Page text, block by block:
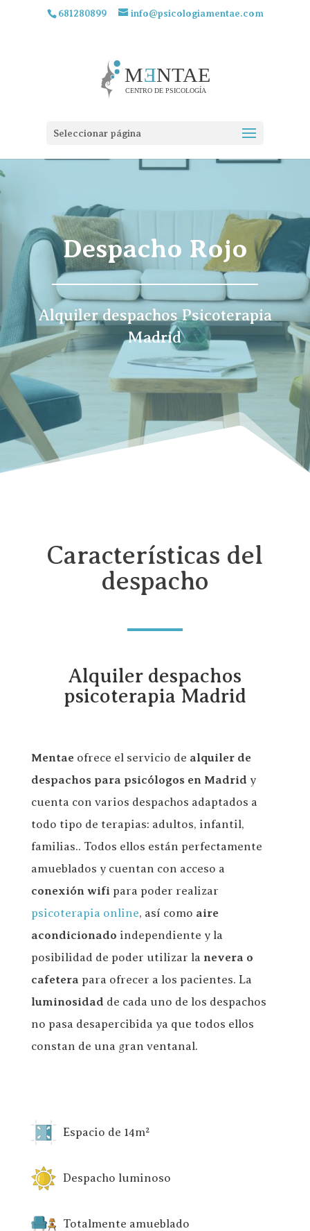
681280899 info@psicologiamentae.com
Seleccionar página
Despacho Rojo
Alquiler despachos Psicoterapia
Madrid
Características del
despacho
Alquiler despachos
psicoterapia Madrid
Mentae ofrece el servicio de alquiler de
despachos para psicólogos en Madrid y
cuenta con varios despachos adaptados a
todo tipo de terapias: adultos, infantil,
familias.. Todos ellos están perfectamente
amueblados y cuentan con acceso a
conexión wifipara poder realizar
psicoterapia online, así como aire
acondicionado independiente y la
posibilidad de poder utilizar la nevera o
cafetera para ofrecer a los pacientes. La
luminosidad de cada uno de los despachos
no pasa desapercibida ya que todos ellos
constan de una gran ventanal.
Espacio de 14m²
Despacho luminoso
Totalmente amueblado